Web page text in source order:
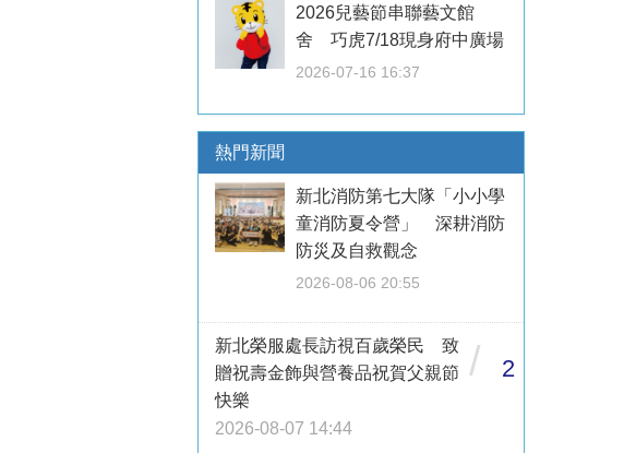
2026兒藝節串聯藝文館
舍 巧虎7/18現身府中廣場
2026-07-16 16:37
熱門新聞
新北消防第七大隊「小小學
童消防夏令營」 深耕消防
防災及自救觀念
2026-08-06 20:55
新北榮服處長訪視百歲榮民 致
贈祝壽金飾與營養品祝賀父親節
快樂
2026-08-07 14:44
/ 2